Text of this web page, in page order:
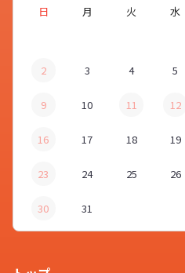
日 月 火 水
2 3 4 5
9 10 11 12
16 17 18 19
23 24 25 26
30 31